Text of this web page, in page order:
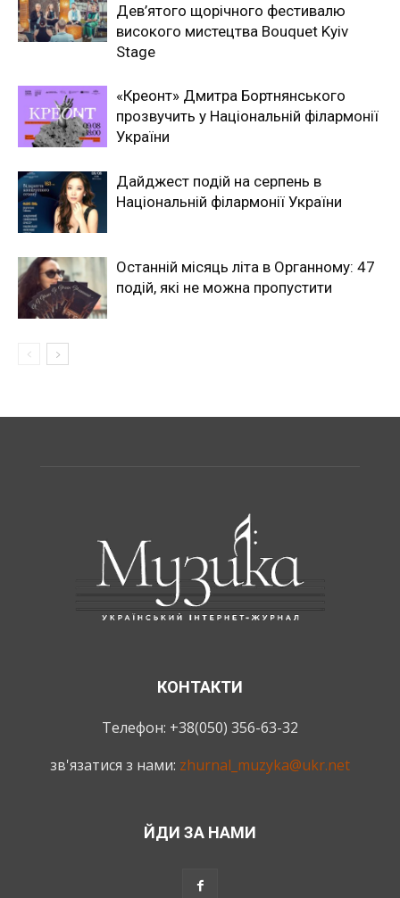
Дев’ятого щорічного фестивалю
високого мистецтва Bouquet Kyiv
Stage
«Креонт» Дмитра Бортнянського
прозвучить у Національній філармонії
України
Дайджест подій на серпень в
Національній філармонії України
Останній місяць літа в Органному: 47
подій, які не можна пропустити
КОНТАКТИ
Телефон: +38(050) 356-63-32
зв'язатися з нами: zhurnal_muzyka@ukr.net
ЙДИ ЗА НАМИ